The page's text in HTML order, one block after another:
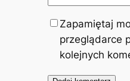
Zapamiętaj
przeglądarce
kolejnych